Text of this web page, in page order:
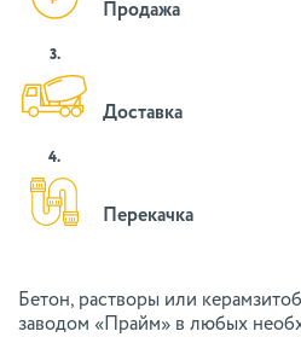
Продажа
3.
Доставка
4.
Перекачка
Бетон, растворы или
заводом «Прайм» в любых